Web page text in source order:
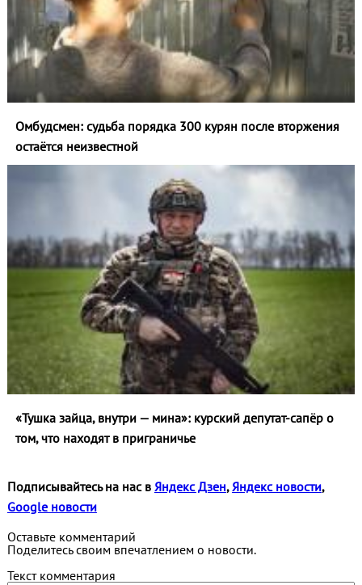
Омбудсмен: судьба порядка 300 курян после вторжения
остаётся неизвестной
«Тушка зайца, внутри — мина»: курский депутат-сапёр о
том, что находят в приграничье
Подписывайтесь на нас в Яндекс Дзен,Яндекс новости,
Google новости
Оставьте комментарий
Поделитесь своим впечатлением о новости.
Текст комментария